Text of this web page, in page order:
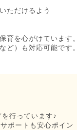
ただけるよう
育を心がけています。
ど）も対応可能です。
行っています♪
ポートも安心ポイン